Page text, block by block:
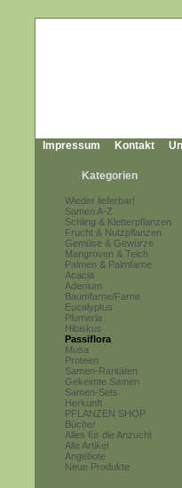
Impressum Kontakt
Kategorien
Wieder lieferbar!
Samen A-Z
Schling & Kletterpflanzen
Frucht & Nutzpflanzen
Gemüse & Gewürze
Mangroven & Teich
Palmen & Palmfarne
Acacia
Adenium
Baumfarne/Farne
Eucalyptus
Plumeria
Hibiskus
Passiflora
Musa
Proteen
Samen-Raritäten
Gekeimte Samen
Samen-Sets
Herkunft
PFLANZEN SHOP
Bücher
Alles für die Anzucht
Alle Artikel
Angebote
Neue Produkte